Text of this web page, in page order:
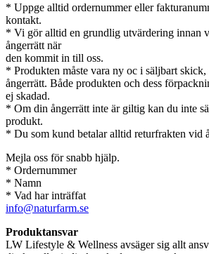
* Uppge alltid ordernummer eller
kontakt.
* Vi gör alltid en grundlig utvärdering innan
ångerrätt när
den kommit in till oss.
* Produkten måste vara ny oc i säljbart
ångerrätt. Både produkten och dess
ej skadad.
* Om din ångerrätt inte är giltig kan du inte
produkt.
* Du som kund betalar alltid returfrakten vid
Mejla oss för snabb hjälp.
* Ordernummer
* Namn
* Vad har inträffat
info@naturfarm.se
Produktansvar
LW Lifestyle & Wellness avsäger sig allt